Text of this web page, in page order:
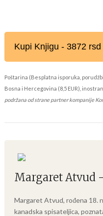
Kupi Knjigu - 3872 rsd
Poštarina (Besplatna isporuka,
Bosna i Hercegovina (8,5 EUR),
podržana od strane partner kompanije
Margaret Atvud
Margaret Atvud, rođena 18.
kanadska spisateljica,